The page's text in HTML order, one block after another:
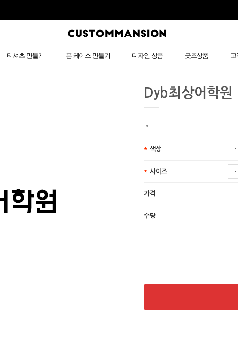
티셔츠 만들기 폰 케이스 만들기 디자인 상품 굿즈상품 고
Dyb최상어학원
색상 -
사이즈 -
가격
수량